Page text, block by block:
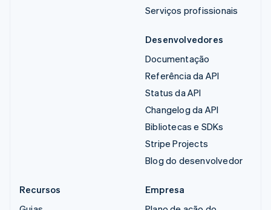
Serviços profissionais
Desenvolvedores
Documentação
Referência da API
Status da API
Changelog da API
Bibliotecas e SDKs
Stripe Projects
Blog do desenvolvedor
Recursos
Empresa